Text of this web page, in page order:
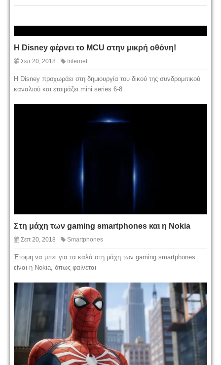
H Disney φέρνει το MCU στην μικρή οθόνη!
Σεπ 20, 2018 Internet
Η Disney προχωράει στη δημιουργία του δικού της συνδρομιτικού
καναλιού και ετοιμάζει mini series 6-8
Στη μάχη των gaming smartphones και η Nokia
Σεπ 20, 2018 Smartphones
Έτοιμη να μπει για τα καλά στη μάχη των gaming smartphones
είναι η Nokia, όπως φαίνεται